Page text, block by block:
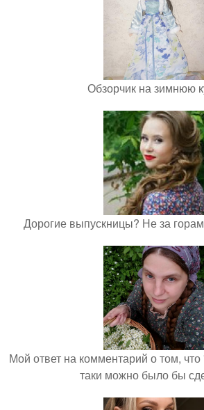
Обзорчик на зимнюю
Дорогие выпускницы? Не за
Мой ответ на комментарий о том,
таки можно было бы